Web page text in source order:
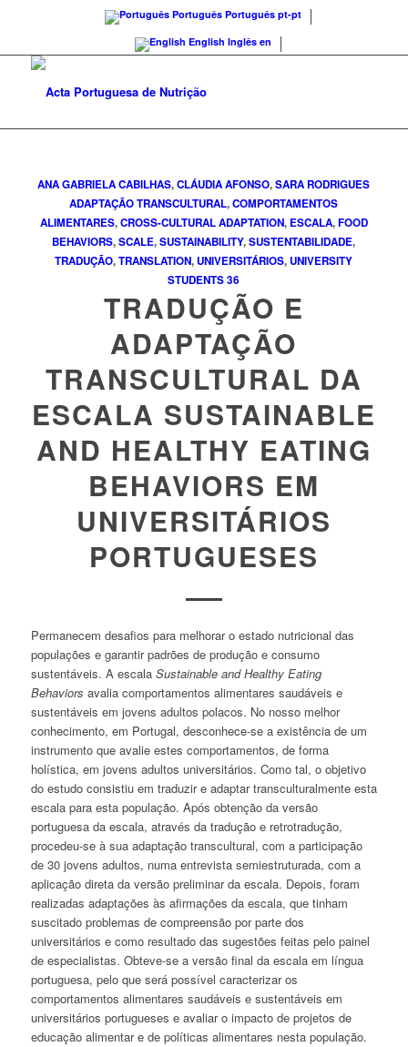
Português Português pt-pt
English Inglês en
ANA GABRIELA CABILHAS,CLÁUDIA AFONSO,SARA RODRIGUES
ADAPTAÇÃO TRANSCULTURAL,COMPORTAMENTOS
ALIMENTARES,CROSS-CULTURAL ADAPTATION, ESCALA,FOOD
BEHAVIORS,SCALE,SUSTAINABILITY,SUSTENTABILIDADE,
TRADUÇÃO,TRANSLATION,UNIVERSITÁRIOS,UNIVERSITY
STUDENTS 36
TRADUÇÃO E
ADAPTAÇÃO
TRANSCULTURAL DA
ESCALA SUSTAINABLE
AND HEALTHY EATING
BEHAVIORS EM
UNIVERSITÁRIOS
PORTUGUESES
Permanecem desafios para melhorar o estado nutricional das
populações e garantir padrões de produção e consumo
sustentáveis. A escala Sustainable and Healthy Eating
Behaviors avalia comportamentos alimentares saudáveis e
sustentáveis em jovens adultos polacos. No nosso melhor
conhecimento, em Portugal, desconhece-se a existência de um
instrumento que avalie estes comportamentos, de forma
holística, em jovens adultos universitários. Como tal, o objetivo
do estudo consistiu em traduzir e adaptar transculturalmente esta
escala para esta população. Após obtenção da versão
portuguesa da escala, através da tradução e retrotradução,
procedeu-se à sua adaptação transcultural, com a participação
de 30 jovens adultos, numa entrevista semiestruturada, com a
aplicação direta da versão preliminar da escala. Depois, foram
realizadas adaptações às afirmações da escala, que tinham
suscitado problemas de compreensão por parte dos
universitários e como resultado das sugestões feitas pelo painel
de especialistas. Obteve-se a versão final da escala em língua
portuguesa, pelo que será possível caracterizar os
comportamentos alimentares saudáveis e sustentáveis em
universitários portugueses e avaliar o impacto de projetos de
educação alimentar e de políticas alimentares nesta população.